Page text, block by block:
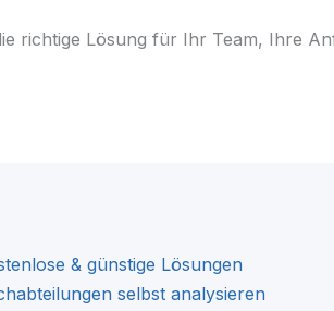
richtige Lösung für Ihr Team, Ihre
& günstige Lösungen
selbst analysieren